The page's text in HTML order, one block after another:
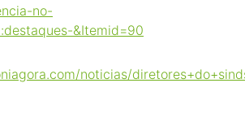
no-
&Itemid=90
noticias/